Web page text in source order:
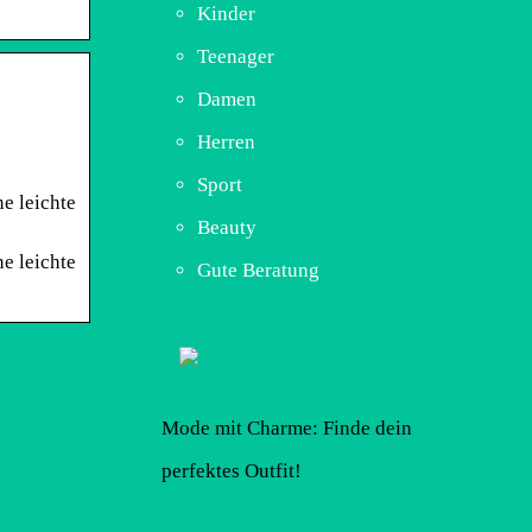
leichte
leichte
Kinder
Teenager
Damen
Herren
Sport
Beauty
Gute Beratung
Mode mit Charme: Finde dein
perfektes Outfit!